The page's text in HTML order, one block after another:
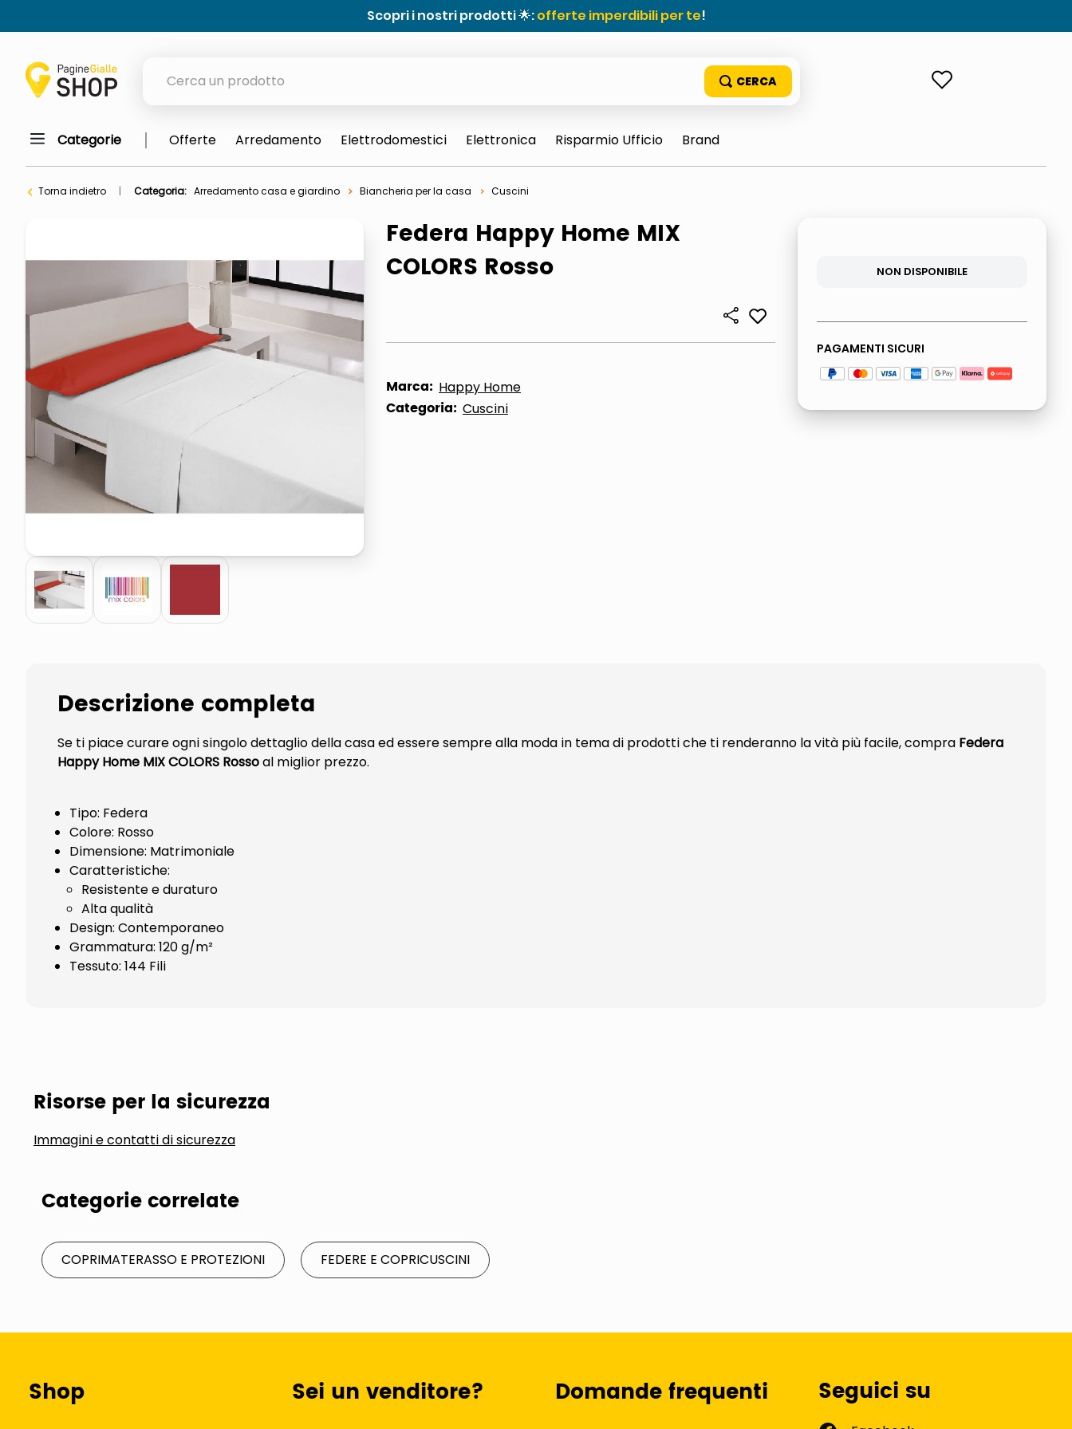
Scopri i nostri prodotti 🌟:offerte imperdibili per te!
meme
italia independent occhiali sole 0703 thin rotondo sun
astuccio oxford
lucidatrice pavimenti
airpods
pattumiera raccolta differenziata
asciuga capelli spazzola
Categorie Offerte Arredamento Elettrodomestici Elettronica Risparmio Ufficio Brand
Torna indietro Categoria: Arredamento casa e giardino Biancheria per la casa Cuscini
Federa Happy Home MIX
COLORS Rosso
Marca: Happy Home
Categoria: Cuscini
NON DISPONIBILE
PAGAMENTI SICURI
Descrizione completa
Se ti piace curare ogni singolo dettaglio della casa ed essere sempre alla moda in tema di prodotti che ti renderanno la vità più facile, compra Federa
Happy Home MIX COLORS Rossoal miglior prezzo.
Tipo: Federa
Colore: Rosso
Dimensione: Matrimoniale
Caratteristiche:
Resistente e duraturo
Alta qualità
Design: Contemporaneo
Grammatura: 120 g/m²
Tessuto: 144 Fili
Risorse per la sicurezza
Immagini e contatti di sicurezza
Categorie correlate
COPRIMATERASSO E PROTEZIONI FEDERE E COPRICUSCINI
Shop Sei un venditore? Domande frequenti Seguici su